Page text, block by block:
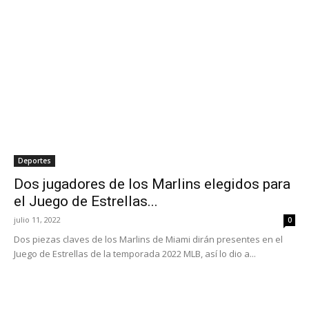
Deportes
Dos jugadores de los Marlins elegidos para
el Juego de Estrellas...
julio 11, 2022 0
Dos piezas claves de los Marlins de Miami dirán presentes en el
Juego de Estrellas de la temporada 2022 MLB, así lo dio a...